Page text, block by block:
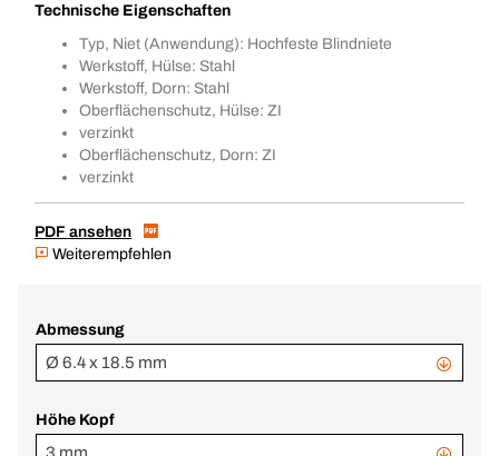
Technische Eigenschaften
Typ, Niet (Anwendung): Hochfeste Blindniete
Werkstoff, Hülse: Stahl
Werkstoff, Dorn: Stahl
Oberflächenschutz, Hülse: ZI
verzinkt
Oberflächenschutz, Dorn: ZI
verzinkt
PDF ansehen
Weiterempfehlen
Abmessung
Ø 6.4 x 18.5 mm
Höhe Kopf